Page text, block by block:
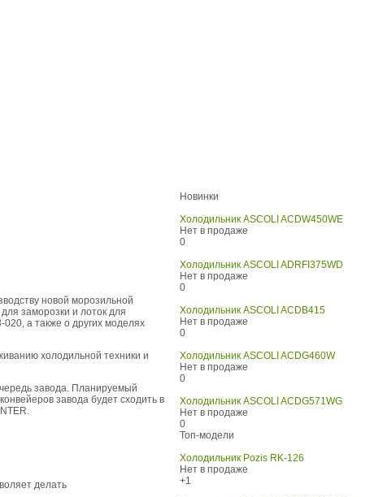
новой морозильной
заморозки и лоток для
а также о других моделях
холодильной техники и
завода. Планируемый
завода будет сходить в
делать
Новинки
Холодильник ASCOLI ACDW450WE
Нет в продаже
0
Холодильник ASCOLI ADRFI375WD
Нет в продаже
0
Холодильник ASCOLI ACDB415
Нет в продаже
0
Холодильник ASCOLI ACDG460W
Нет в продаже
0
Холодильник ASCOLI ACDG571WG
Нет в продаже
0
Топ-модели
Холодильник Pozis RK-126
Нет в продаже
+1